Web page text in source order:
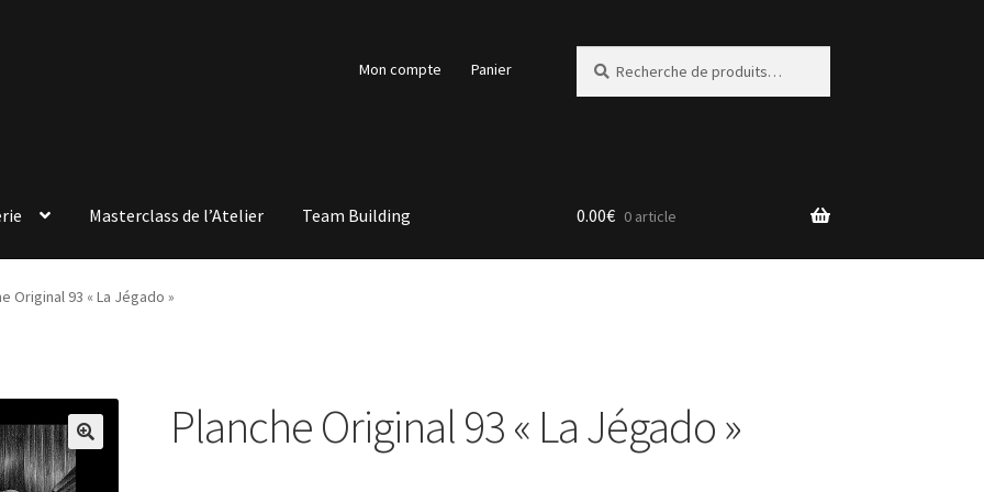
Mon compte Panier
pour :
Masterclass de l’Atelier Team Building 0.00€ 0 article
Original 93 « La Jégado »
Planche Original 93 « La Jégado »